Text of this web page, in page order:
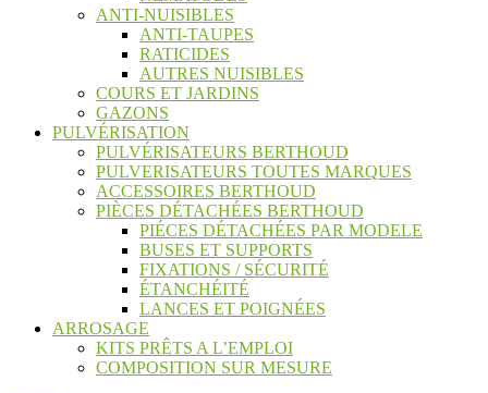
ANTI-NUISIBLES
ANTI-TAUPES
RATICIDES
AUTRES NUISIBLES
COURS ET JARDINS
GAZONS
PULVÉRISATION
PULVÉRISATEURS BERTHOUD
PULVERISATEURS TOUTES MARQUES
ACCESSOIRES BERTHOUD
PIÈCES DÉTACHÉES BERTHOUD
PIÉCES DÉTACHÉES PAR MODELE
BUSES ET SUPPORTS
FIXATIONS / SÉCURITÉ
ÉTANCHÉITÉ
LANCES ET POIGNÉES
ARROSAGE
KITS PRÊTS A L’EMPLOI
COMPOSITION SUR MESURE